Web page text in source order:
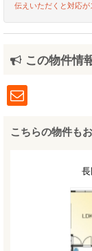
伝えいただくと対応が
この物件情
こちらの物件も